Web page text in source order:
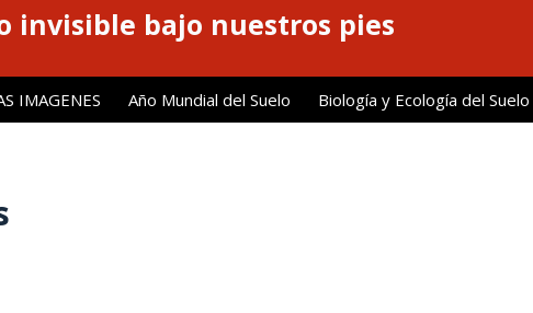
invisible bajo nuestros pies
IMAGENES Año Mundial del Suelo Biología y Ecología del Suelo